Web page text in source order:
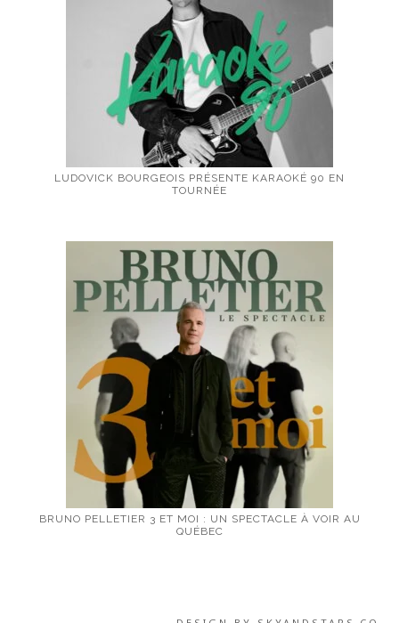
LUDOVICK BOURGEOIS PRÉSENTE KARAOKÉ 90 EN
TOURNÉE
BRUNO PELLETIER 3 ET MOI : UN SPECTACLE À VOIR AU
QUÉBEC